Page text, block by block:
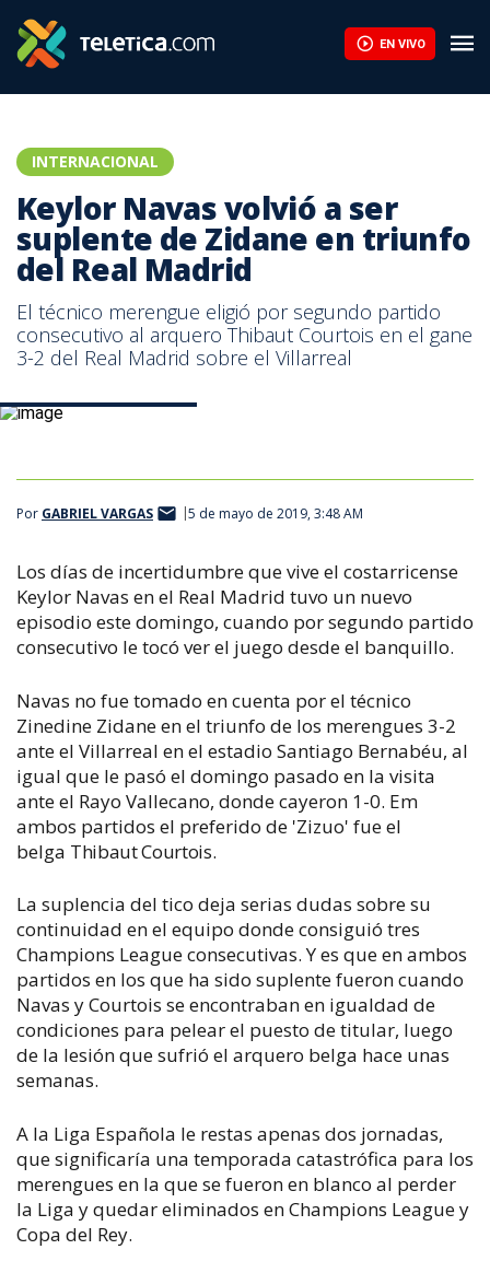
EN VIVO
INTERNACIONAL
Keylor Navas volvió a ser
suplente de Zidane en triunfo
del Real Madrid
El técnico merengue eligió por segundo partido
consecutivo al arquero Thibaut Courtois en el gane
3-2 del Real Madrid sobre el Villarreal
Por GABRIEL VARGAS 5 de mayo de 2019, 3:48 AM
Los días de incertidumbre que vive el costarricense
Keylor Navas en el Real Madrid tuvo un nuevo
episodio este domingo, cuando por segundo partido
consecutivo le tocó ver el juego desde el banquillo.
Navas no fue tomado en cuenta por el técnico
Zinedine Zidane en el triunfo de los merengues 3-2
ante el Villarreal en el estadio Santiago Bernabéu, al
igual que le pasó el domingo pasado en la visita
ante el Rayo Vallecano, donde cayeron 1-0. Em
ambos partidos el preferido de 'Zizuo' fue el
belga Thibaut Courtois.
La suplencia del tico deja serias dudas sobre su
continuidad en el equipo donde consiguió tres
Champions League consecutivas. Y es que en ambos
partidos en los que ha sido suplente fueron cuando
Navas y Courtois se encontraban en igualdad de
condiciones para pelear el puesto de titular, luego
de la lesión que sufrió el arquero belga hace unas
semanas.
A la Liga Española le restas apenas dos jornadas,
que significaría una temporada catastrófica para los
merengues en la que se fueron en blanco al perder
la Liga y quedar eliminados en Champions League y
Copa del Rey.